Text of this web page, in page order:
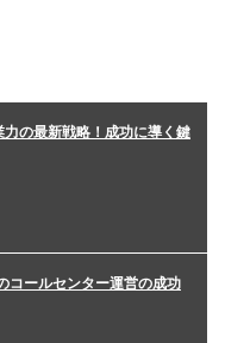
の最新戦略！成功に導く鍵
コールセンター運営の成功